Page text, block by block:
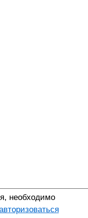
необходимо